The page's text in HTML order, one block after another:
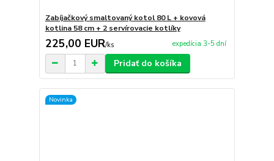
Zabíjačkový smaltovaný kotol 80 L + kovová
kotlina 58 cm + 2 servírovacie kotlíky
225,00 EUR/ks expedícia 3-5 dní
Pridať do košíka
Novinka